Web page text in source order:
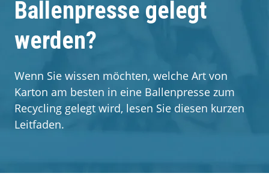
Ihr Unternehmen
Kundenerfahrungen
Kontakt
Ballenpresse gelegt
werden?
Wenn Sie wissen möchten, welche Art von
Karton am besten in eine Ballenpresse zum
Recycling gelegt wird, lesen Sie diesen kurzen
Leitfaden.